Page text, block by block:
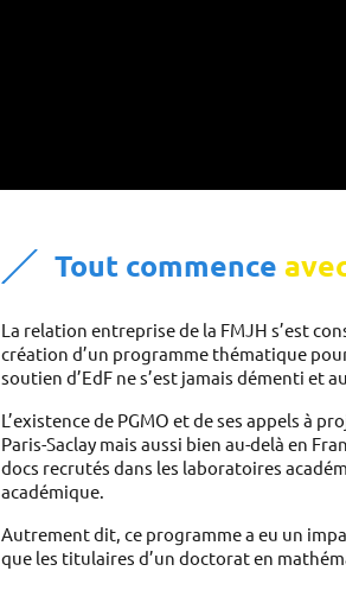
Tout commence
La relation entreprise de la FMJH s’est
création d’un programme thématique
soutien d’EdF ne s’est jamais démenti
L’existence de PGMO et de ses appels à
Paris-Saclay mais aussi bien au-delà en
docs recrutés dans les laboratoires
académique.
Autrement dit, ce programme a eu un
que les titulaires d’un doctorat en